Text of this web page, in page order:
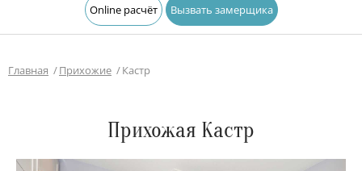
Online расчёт Вызвать замерщика
Главная Прихожие Кастр
Прихожая Кастр